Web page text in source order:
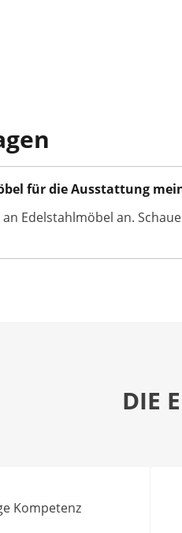
für die Ausstattung
Edelstahlmöbel an.
DIE
Kompetenz